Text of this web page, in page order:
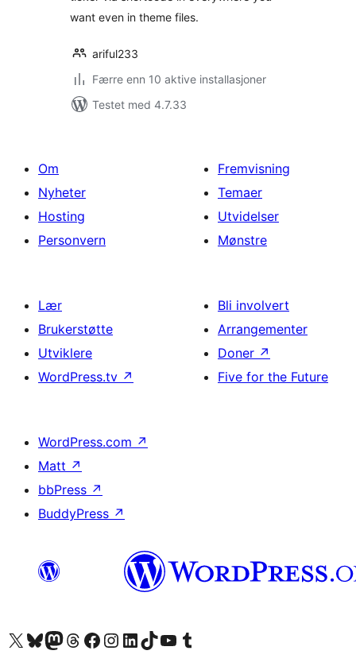
want even in theme files.
ariful233
Færre enn 10 aktive installasjoner
Testet med 4.7.33
Om
Nyheter
Hosting
Personvern
Fremvisning
Temaer
Utvidelser
Mønstre
Lær
Brukerstøtte
Utviklere
WordPress.tv ↗
Bli involvert
Arrangementer
Doner ↗
Five for the Future
WordPress.com ↗
Matt ↗
bbPress ↗
BuddyPress ↗
Besøk vår konto på X Visit our Bluesky account
Besøk vår Mastodon-konto
Visit our Threads account
Besøk vår Facebook-sideBesøk vår Instagram-konto
Besøk vår LinkedIn-konto
Visit our TikTok account
Visit our YouTube channel
Visit our Tumblr account